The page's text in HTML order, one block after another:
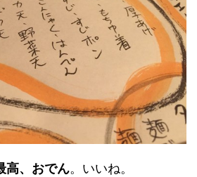
高、おでん。いいね。